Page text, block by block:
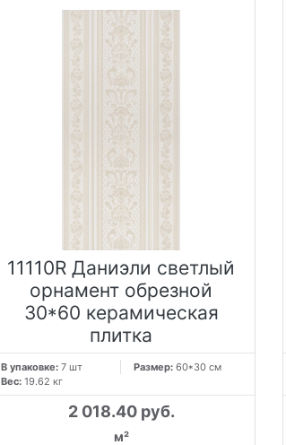
11110R Даниэли светлый
орнамент обрезной
30*60 керамическая
плитка
В упаковке: 7 шт Размер:60*30 см
Вес: 19.62 кг
2 018.40 руб.
м²